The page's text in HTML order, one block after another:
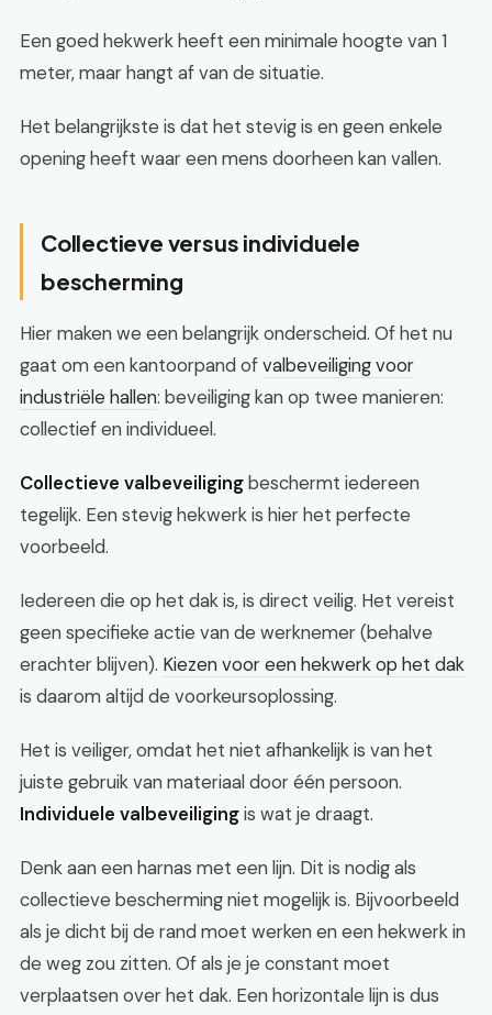
Een goed hekwerk heeft een minimale hoogte van 1
meter, maar hangt af van de situatie.
Het belangrijkste is dat het stevig is en geen enkele
opening heeft waar een mens doorheen kan vallen.
Collectieve versus individuele
bescherming
Hier maken we een belangrijk onderscheid. Of het nu
gaat om een kantoorpand ofvalbeveiliging voor
industriële hallen: beveiliging kan op twee manieren:
collectief en individueel.
Collectieve valbeveiligingbeschermt iedereen
tegelijk. Een stevig hekwerk is hier het perfecte
voorbeeld.
Iedereen die op het dak is, is direct veilig. Het vereist
geen specifieke actie van de werknemer (behalve
erachter blijven). Kiezen voor een hekwerk op het dak
is daarom altijd de voorkeursoplossing.
Het is veiliger, omdat het niet afhankelijk is van het
juiste gebruik van materiaal door één persoon.
Individuele valbeveiligingis wat je draagt.
Denk aan een harnas met een lijn. Dit is nodig als
collectieve bescherming niet mogelijk is. Bijvoorbeeld
als je dicht bij de rand moet werken en een hekwerk in
de weg zou zitten. Of als je je constant moet
verplaatsen over het dak. Een horizontale lijn is dus